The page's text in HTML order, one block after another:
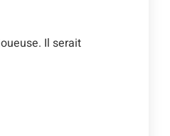
Il serait